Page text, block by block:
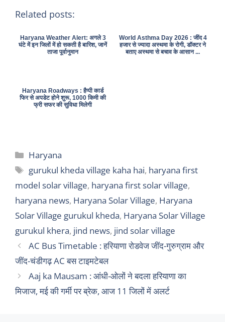
Related posts:
Haryana Weather Alert: अगले 3
घंटे में इन जिलों में हो सकती है बारिश, जानें
ताजा पूर्वानुमान
World Asthma Day 2026 : जींद 4
हजार से ज्यादा अस्थमा के रोगी, डॉक्टर ने
बताए अस्थमा से बचाव के आसान ...
Haryana Roadways : हैप्पी कार्ड
फिर से अपडेट होने शुरू, 1000 किमी की
फ्री सफर की सुविधा मिलेगी
Categories
Haryana
Tags
gurukul kheda village kaha hai, haryana first
model solar village, haryana first solar village,
haryana news, Haryana Solar Village, Haryana
Solar Village gurukul kheda, Haryana Solar Village
gurukul khera, jind news, jind solar village
AC Bus Timetable : हरियाणा रोडवेज जींद-गुरुग्राम और
जींद-चंडीगढ़ AC बस टाइमटेबल
Aaj ka Mausam : आंधी-ओलों ने बदला हरियाणा का
मिजाज, मई की गर्मी पर ब्रेक, आज 11 जिलों में अलर्ट